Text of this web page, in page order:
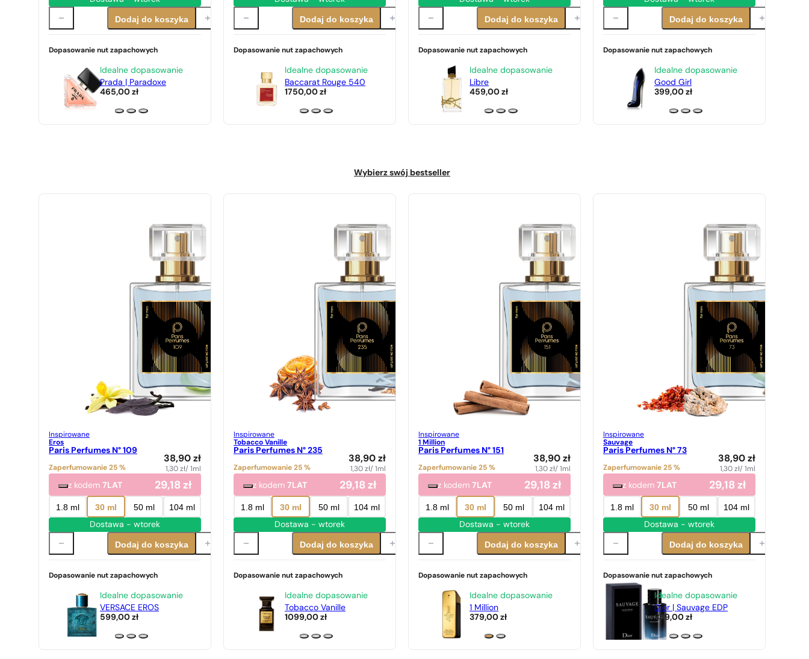
Dodaj do koszyka
Dopasowanie nut zapachowych
Idealne dopasowanie
Prada | Paradoxe
465,00 zł
Dodaj do koszyka
Dopasowanie nut zapachowych
Idealne dopasowanie
Baccarat Rouge 540
1750,00 zł
Dodaj do koszyka
Dopasowanie nut zapachowych
Idealne dopasowanie
Libre
459,00 zł
Dodaj do koszyka
Dopasowanie nut zapachowych
Idealne dopasowanie
Good Girl
399,00 zł
Wybierz swój bestseller
Inspirowane
Eros
Paris Perfumes N° 109
Zaperfumowanie 25 %
38,90 zł
1,30 zł/ 1ml
z kodem 7LAT 29,18 zł
1.8 ml 30 ml 50 ml 104 ml
Dostawa - wtorek
Dodaj do koszyka
Dopasowanie nut zapachowych
Idealne dopasowanie
VERSACE EROS
599,00 zł
Inspirowane
Tobacco Vanille
Paris Perfumes N° 235
Zaperfumowanie 25 %
38,90 zł
1,30 zł/ 1ml
z kodem 7LAT 29,18 zł
1.8 ml 30 ml 50 ml 104 ml
Dostawa - wtorek
Dodaj do koszyka
Dopasowanie nut zapachowych
Idealne dopasowanie
Tobacco Vanille
1099,00 zł
Inspirowane
1 Million
Paris Perfumes N° 151
Zaperfumowanie 25 %
38,90 zł
1,30 zł/ 1ml
z kodem 7LAT 29,18 zł
1.8 ml 30 ml 50 ml 104 ml
Dostawa - wtorek
Dodaj do koszyka
Dopasowanie nut zapachowych
Idealne dopasowanie
1 Million
379,00 zł
Inspirowane
Sauvage
Paris Perfumes N° 73
Zaperfumowanie 25 %
38,90 zł
1,30 zł/ 1ml
z kodem 7LAT 29,18 zł
1.8 ml 30 ml 50 ml 104 ml
Dostawa - wtorek
Dodaj do koszyka
Dopasowanie nut zapachowych
Idealne dopasowanie
Dior | Sauvage EDP
389,00 zł